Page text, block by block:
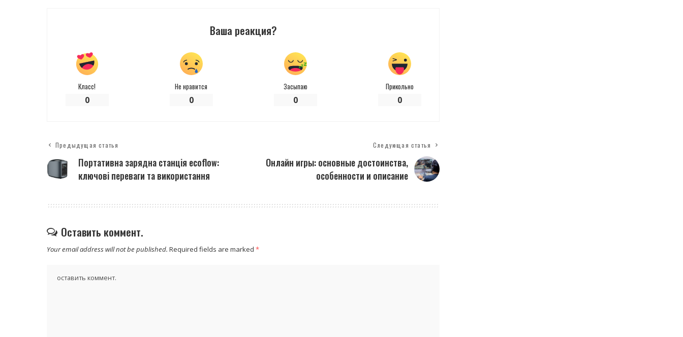
Ваша реакция?
Класс!
0
Не нравится
0
Засыпаю
0
Прикольно
0
Предыдущая статья
Портативна зарядна станція ecoflow:
ключові переваги та використання
Следующая статья
Онлайн игры: основные достоинства,
особенности и описание
Оставить коммент.
Your email address will not be published. Required fields are marked *